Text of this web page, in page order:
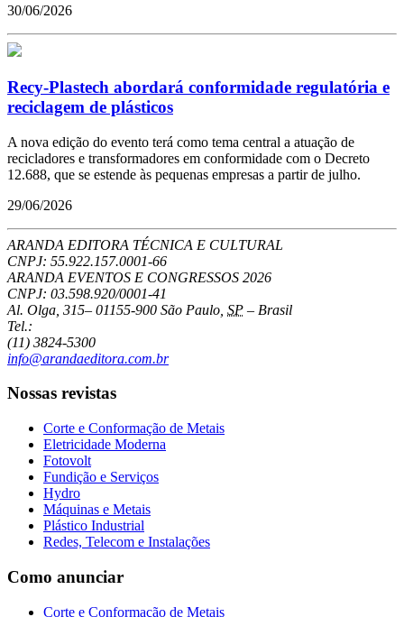
30/06/2026
Recy-Plastech abordará conformidade regulatória e
reciclagem de plásticos
A nova edição do evento terá como tema central a atuação de
recicladores e transformadores em conformidade com o Decreto
12.688, que se estende às pequenas empresas a partir de julho.
29/06/2026
ARANDA EDITORA TÉCNICA E CULTURAL
CNPJ: 55.922.157.0001-66
ARANDA EVENTOS E CONGRESSOS 2026
CNPJ: 03.598.920/0001-41
Al. Olga, 315– 01155-900 São Paulo SP – Brasil
Tel.:
(11) 3824-5300
info@arandaeditora.com.br
Nossas revistas
Corte e Conformação de Metais
Eletricidade Moderna
Fotovolt
Fundição e Serviços
Hydro
Máquinas e Metais
Plástico Industrial
Redes, Telecom e Instalações
Como anunciar
Corte e Conformação de Metais